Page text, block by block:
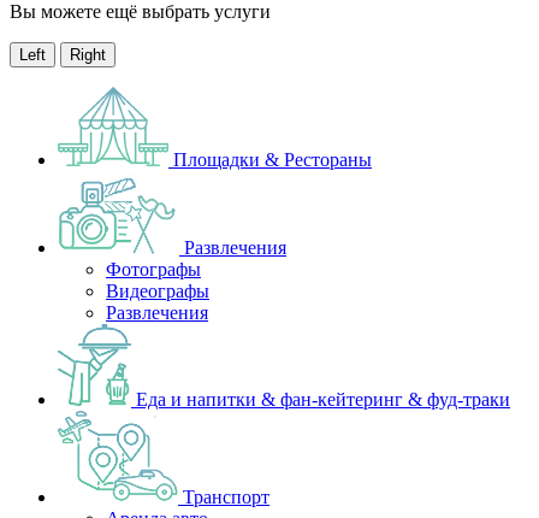
Вы можете ещё выбрать услуги
Left Right
Площадки & Рестораны
Развлечения
Фотографы
Видеографы
Развлечения
Еда и напитки & фан-кейтеринг & фуд-траки
Транспорт